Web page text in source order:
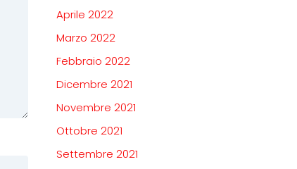
Aprile 2022
Marzo 2022
Febbraio 2022
Dicembre 2021
Novembre 2021
Ottobre 2021
Settembre 2021